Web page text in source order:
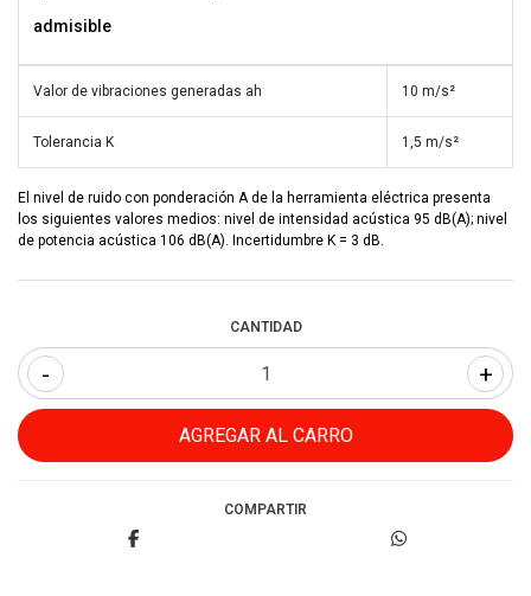
admisible
Valor de vibraciones generadas ah 10 m/s²
Tolerancia K 1,5 m/s²
El nivel de ruido con ponderación A de la herramienta eléctrica presenta
los siguientes valores medios: nivel de intensidad acústica 95 dB(A); nivel
de potencia acústica 106 dB(A). Incertidumbre K = 3 dB.
CANTIDAD
+
-
COMPARTIR